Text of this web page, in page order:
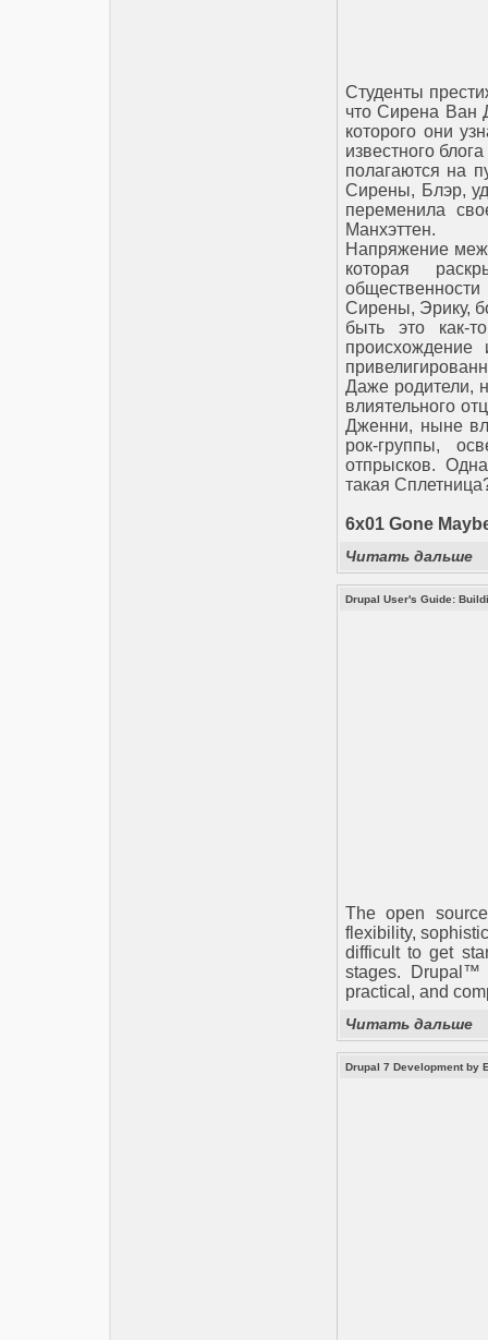
Студенты
что Сирена Ван
которого они
известного
полагаются на
Сирены, Блэр,
переменила
Манхэттен.
Напряжение
которая
Сирены, Эрику,
быть это как-
Даже родители,
влиятельного
Дженни, ныне
рок-группы,
отпрысков.
такая
6x01 Gone
Читать дальше
Drupal User's Guide:
The open
flexibility,
difficult to get
stages.
practical, and
Читать дальше
Drupal 7 Development by